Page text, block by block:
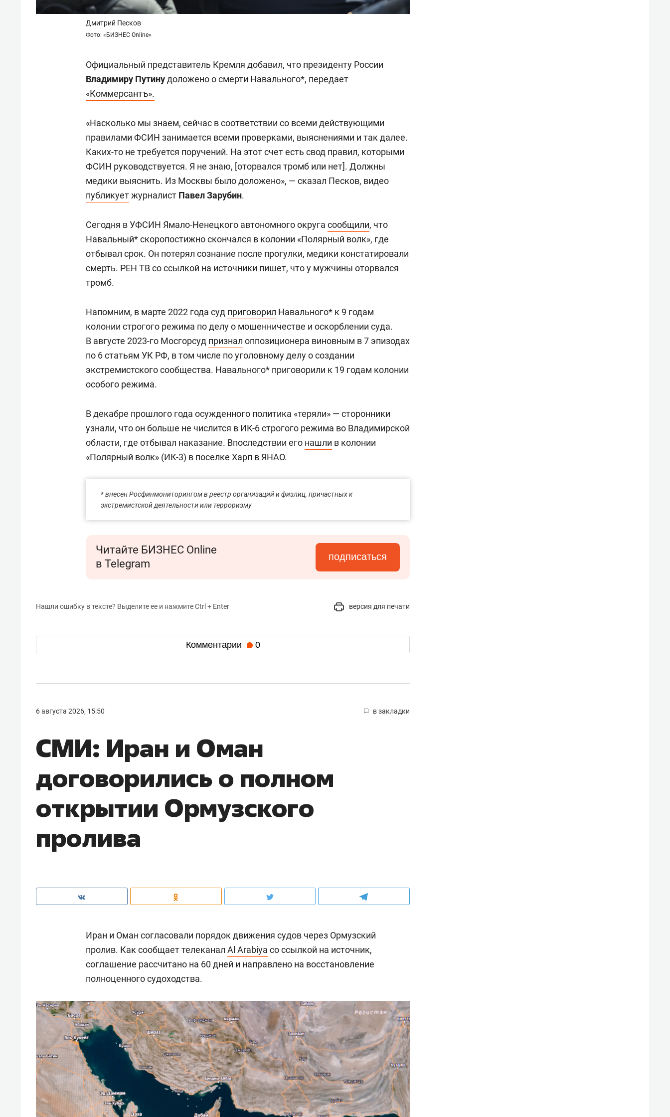
Дмитрий Песков
Фото: «БИЗНЕС Online»
Официальный представитель Кремля добавил, что президенту России
Владимиру Путинудоложено о смерти Навального*, передает
«Коммерсантъ».
«Насколько мы знаем, сейчас в соответствии со всеми действующими
правилами ФСИН занимается всеми проверками, выяснениями и так далее.
Каких-то не требуется поручений. На этот счет есть свод правил, которыми
ФСИН руководствуется. Я не знаю, [оторвался тромб или нет]. Должны
медики выяснить. Из Москвы было доложено», — сказал Песков, видео
публикуетжурналист Павел Зарубин.
Сегодня в УФСИН Ямало-Ненецкого автономного округа сообщили, что
Навальный* скоропостижно скончался в колонии «Полярный волк», где
отбывал срок. Он потерял сознание после прогулки, медики констатировали
смерть. РЕН ТВсо ссылкой на источники пишет, что у мужчины оторвался
тромб.
Напомним, в марте 2022 года суд приговорил Навального* к 9 годам
колонии строгого режима по делу о мошенничестве и оскорблении суда.
В августе 2023-го Мосгорсуд признал оппозиционера виновным в 7 эпизодах
по 6 статьям УК РФ, в том числе по уголовному делу о создании
экстремистского сообщества. Навального* приговорили к 19 годам колонии
особого режима.
В декабре прошлого года осужденного политика «теряли» — сторонники
узнали, что он больше не числится в ИК-6 строгого режима во Владимирской
области, где отбывал наказание. Впоследствии его нашли в колонии
«Полярный волк» (ИК-3) в поселке Харп в ЯНАО.
*внесен Росфинмониторингом в реестр организаций и физлиц, причастных к
экстремистской деятельности или терроризму
Читайте БИЗНЕС Online
в Telegram
подписаться
Нашли ошибку в тексте? Выделите ее и нажмите Ctrl + Enter версия для печати
Комментарии 0
6 августа 2026, 15:50 в закладки
СМИ: Иран и Оман
договорились о полном
открытии Ормузского
пролива
Иран и Оман согласовали порядок движения судов через Ормузский
пролив. Как сообщает телеканал Al Arabiya со ссылкой на источник,
соглашение рассчитано на 60 дней и направлено на восстановление
полноценного судоходства.